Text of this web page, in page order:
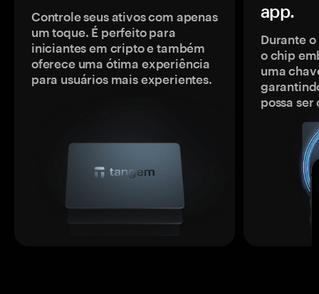
Controle seus ativos com apenas
um toque. É perfeito para
iniciantes em cripto e também
oferece uma ótima experiência
para usuários mais experientes.
app.
Durante
o chip
uma
possa